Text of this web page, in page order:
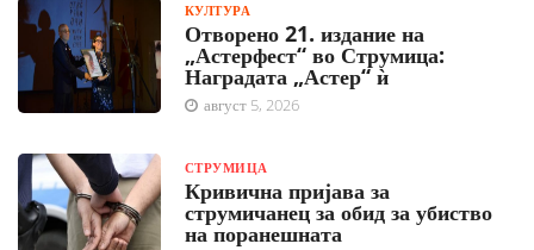
КУЛТУРА
Отворено 21. издание на
„Астерфест“ во Струмица:
Наградата „Астер“ ѝ
август 5, 2026
СТРУМИЦА
Кривична пријава за
струмичанец за обид за убиство
на поранешната